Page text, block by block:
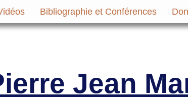
Bibliographie et Conférences
Jean